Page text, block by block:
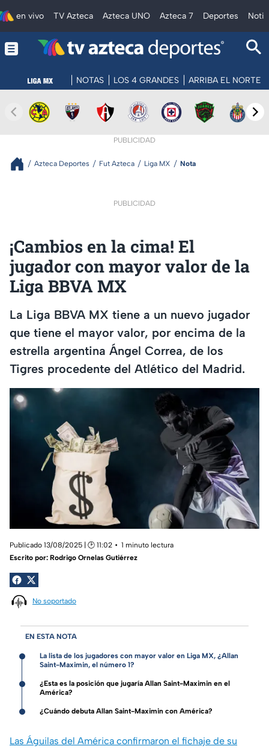
en vivo TV Azteca Azteca UNO Azteca 7 Deportes
NOTAS LOS 4 GRANDES ARRIBA EL NORTE
PUBLICIDAD
Azteca Deportes Fut Azteca Liga MX Nota
PUBLICIDAD
¡Cambios en la cima! El
jugador con mayor valor de la
Liga BBVA MX
La Liga BBVA MX tiene a un nuevo jugador
que tiene el mayor valor, por encima de la
estrella argentina Ángel Correa, de los
Tigres procedente del Atlético del Madrid.
Publicado 13/08/2025 | 🕑 11:02
1 minuto lectura
Escrito por: Rodrigo Ornelas Gutiérrez
No soportado
EN ESTA NOTA
La lista de los jugadores con mayor valor en Liga MX, ¿Allan
Saint-Maximin, el número 1?
¿Esta es la posición que jugaría Allan Saint-Maximin en el
América?
¿Cuándo debuta Allan Saint-Maximin con América?
Las Águilas del América confirmaron el fichaje de su